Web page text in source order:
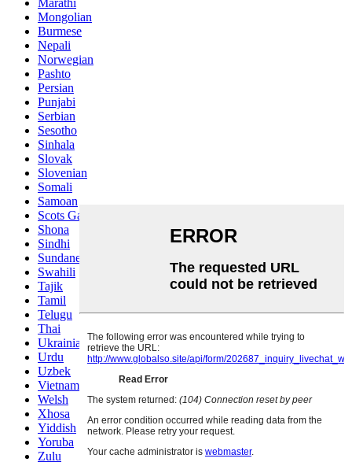
Marathi
Mongolian
Burmese
Nepali
Norwegian
Pashto
Persian
Punjabi
Serbian
Sesotho
Sinhala
Slovak
Slovenian
Somali
Samoan
Scots Gaelic
Shona
Sindhi
Sundanese
Swahili
Tajik
Tamil
Telugu
Thai
Ukrainian
Urdu
Uzbek
Vietnamese
Welsh
Xhosa
Yiddish
Yoruba
Zulu